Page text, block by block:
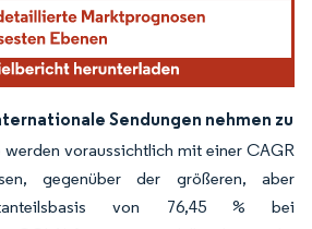
Sendungen nehmen zu
voraussichtlich mit einer CAGR
gegenüber der größeren, aber
von 76,45 % bei